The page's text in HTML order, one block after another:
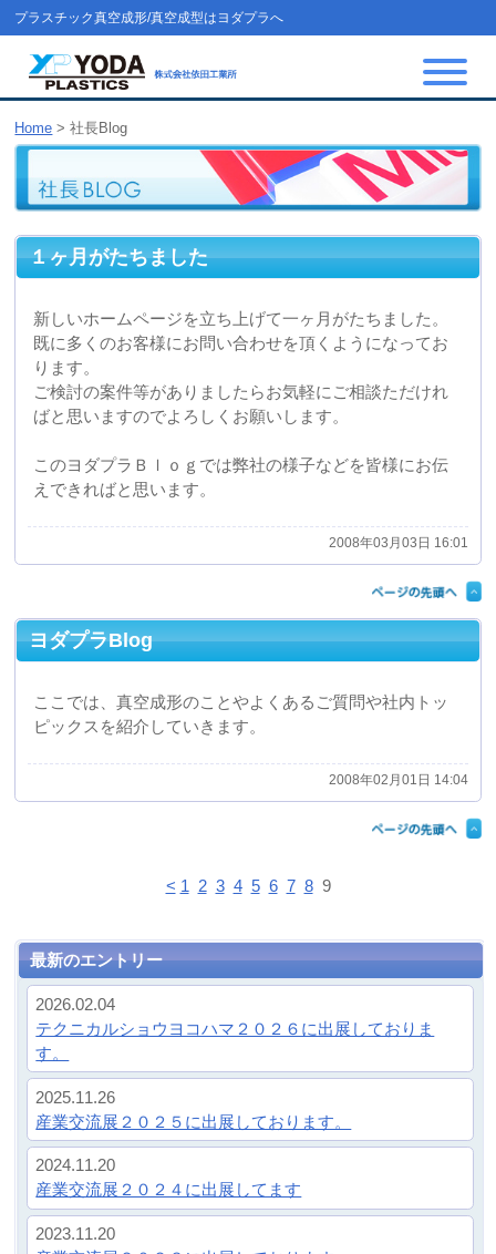
プラスチック真空成形/真空成型はヨダプラへ
Home > 社長Blog
１ヶ月がたちました
既に多くのお客様にお問い合わせを頂くようになってお
ります。
ご検討の案件等がありましたらお気軽にご相談ただけれ
ばと思いますのでよろしくお願いします。
えできればと思います。
ピックスを紹介していきます。
2026.02.04
テクニカルショウヨコハマ２０２６に出展しておりま
す。
2025.11.26
産業交流展２０２５に出展しております。
2024.11.20
産業交流展２０２４に出展してます
2023.11.20
産業交流展２０２３に出展しております
2019.06.17